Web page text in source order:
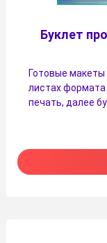
Буклет
Готовые макеты
листах формата
печать, далее